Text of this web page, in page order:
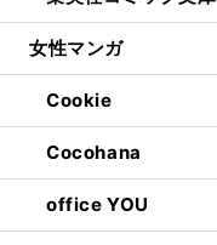
女性マンガ
Cookie
Cocohana
office YOU